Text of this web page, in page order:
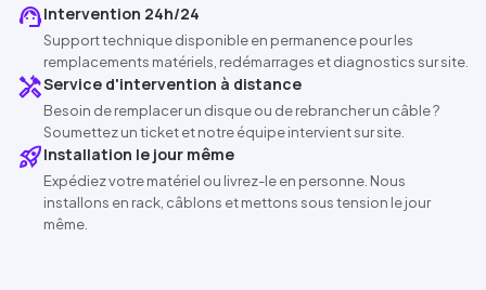
support_agentIntervention 24h/24
Support technique disponible en permanence pour les
remplacements matériels, redémarrages et diagnostics sur site.
handymanService d'intervention à distance
Besoin de remplacer un disque ou de rebrancher un câble ?
Soumettez un ticket et notre équipe intervient sur site.
rocket_launchInstallation le jour même
Expédiez votre matériel ou livrez-le en personne. Nous
installons en rack, câblons et mettons sous tension le jour
même.